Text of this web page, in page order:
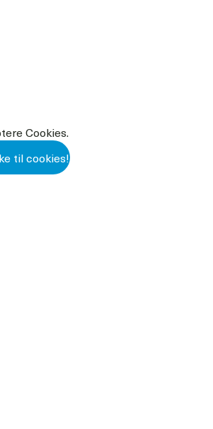
Cookies.
til cookies!